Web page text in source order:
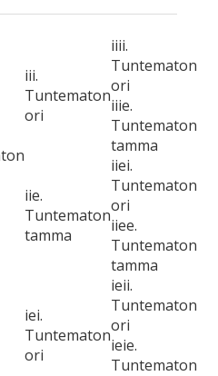
iii.
Tuntematon
ori
iiii.
Tuntematon
ori
iiie.
Tuntematon
tamma
iie.
Tuntematon
tamma
iiei.
Tuntematon
ori
iiee.
Tuntematon
tamma
iei.
Tuntematon
ori
ieii.
Tuntematon
ori
ieie.
Tuntematon